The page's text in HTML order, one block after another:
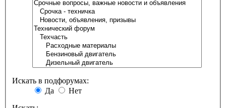
Искать в подфорумах:
Да
Нет